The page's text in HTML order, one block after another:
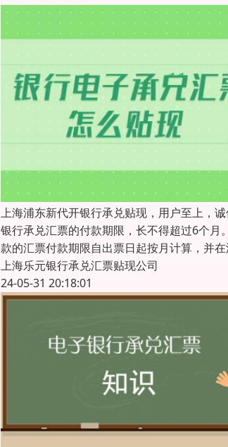
上海浦东新代开银行承兑贴现，用户至上，
银行承兑汇票的付款期限，长不得超过6个
款的汇票付款期限自出票日起按月计算，并
上海乐元银行承兑汇票贴现公司
24-05-31 20:18:01